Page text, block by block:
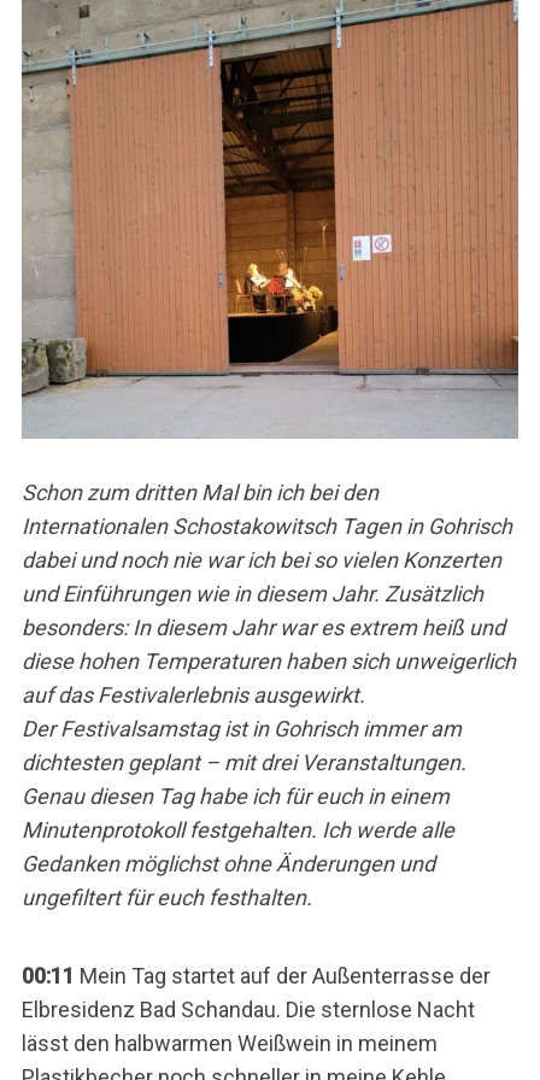
Schon zum dritten Mal bin ich bei den
Internationalen Schostakowitsch Tagen in Gohrisch
dabei und noch nie war ich bei so vielen Konzerten
und Einführungen wie in diesem Jahr. Zusätzlich
besonders: In diesem Jahr war es extrem heiß und
diese hohen Temperaturen haben sich unweigerlich
auf das Festivalerlebnis ausgewirkt.
Der Festivalsamstag ist in Gohrisch immer am
dichtesten geplant – mit drei Veranstaltungen.
Genau diesen Tag habe ich für euch in einem
Minutenprotokoll festgehalten. Ich werde alle
Gedanken möglichst ohne Änderungen und
ungefiltert für euch festhalten.
00:11 Mein Tag startet auf der Außenterrasse der
Elbresidenz Bad Schandau. Die sternlose Nacht
lässt den halbwarmen Weißwein in meinem